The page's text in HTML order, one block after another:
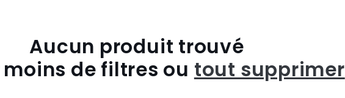
Aucun produit trouvé
de filtres ou tout supprimer